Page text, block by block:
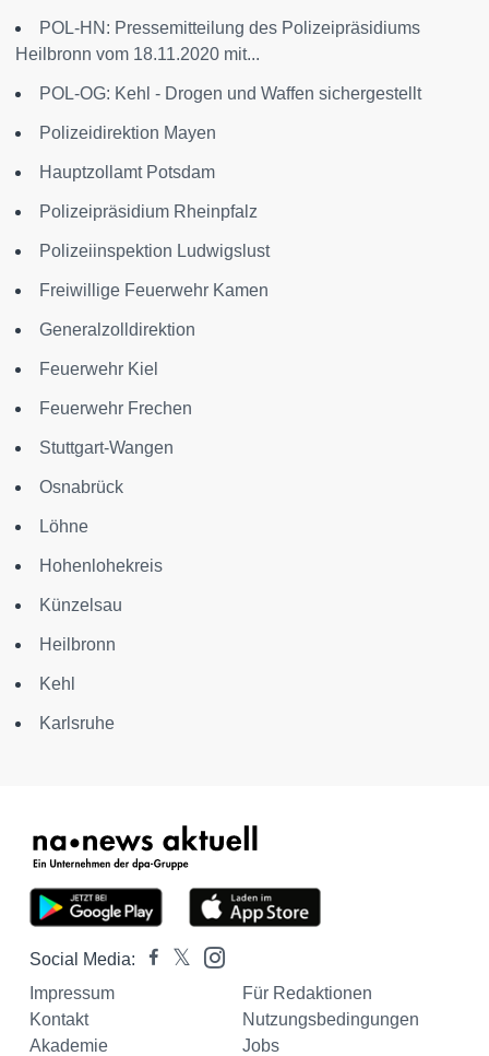
POL-HN: Pressemitteilung des Polizeipräsidiums
Heilbronn vom 18.11.2020 mit...
POL-OG: Kehl - Drogen und Waffen sichergestellt
Polizeidirektion Mayen
Hauptzollamt Potsdam
Polizeipräsidium Rheinpfalz
Polizeiinspektion Ludwigslust
Freiwillige Feuerwehr Kamen
Generalzolldirektion
Feuerwehr Kiel
Feuerwehr Frechen
Stuttgart-Wangen
Osnabrück
Löhne
Hohenlohekreis
Künzelsau
Heilbronn
Kehl
Karlsruhe
Social Media:
Impressum
Für Redaktionen
Kontakt
Nutzungsbedingungen
Akademie
Jobs